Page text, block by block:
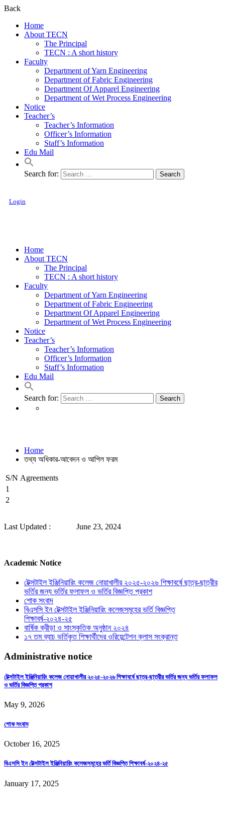
Back
Home
About TECN
The Principal
TECN : A short history
Faculty
Department of Yarn Engineering
Department of Fabric Engineering
Department Of Apparel Engineering
Department of Wet Process Engineering
Notice
Teacher’s
Teacher’s Information
Officer’s Information
Staff’s Information
Edu Mail
Search for:
Login
Home
About TECN
The Principal
TECN : A short history
Faculty
Department of Yarn Engineering
Department of Fabric Engineering
Department Of Apparel Engineering
Department of Wet Process Engineering
Notice
Teacher’s
Teacher’s Information
Officer’s Information
Staff’s Information
Edu Mail
Search for:
Home
তথ্য অধিকার-আবেদন ও আপিল ফরম
S/N Agreements
1
2
Last Updated : June 23, 2024
Academic Notice
টেক্সটাইল ইঞ্জিনিয়ারিং কলেজ নোয়াখালীর ২০২৫-২০২৬ শিক্ষাবর্ষে ছাত্র-ছাত্রীর
ভর্তির জন্য ভর্তির ফলাফল ও ভর্তির বিজ্ঞপ্তি প্রকাশ
শোক সংবাদ
বিএসসি ইন টেক্সটাইল ইঞ্জিনিয়ারিং কলেজসমূহের ভর্তি বিজ্ঞপ্তি
শিক্ষাবর্ষ-২০২৪-২৫
বার্ষিক ক্রীড়া ও সাংস্কৃতিক অনুষ্ঠান ২০২৪
১৭ তম ব্যাচ ভর্তিকৃত শিক্ষার্থীদের ওরিয়েন্টেশন ক্লাস সংক্রান্ত
Administrative notice
টেক্সটাইল ইঞ্জিনিয়ারিং কলেজ নোয়াখালীর ২০২৫-২০২৬ শিক্ষাবর্ষে ছাত্র-ছাত্রীর ভর্তির জন্য ভর্তির ফলাফল
ও ভর্তির বিজ্ঞপ্তি প্রকাশ
May 9, 2026
শোক সংবাদ
October 16, 2025
বিএসসি ইন টেক্সটাইল ইঞ্জিনিয়ারিং কলেজসমূহের ভর্তি বিজ্ঞপ্তি শিক্ষাবর্ষ-২০২৪-২৫
January 17, 2025